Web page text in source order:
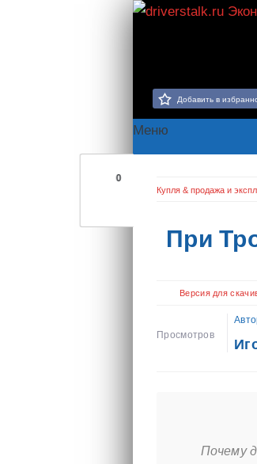
Добавить в
Меню
0
Купля & продажа и
При
Версия для
Просмотров
Почему